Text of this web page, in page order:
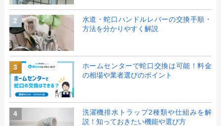
2
水道・蛇口ハンドルレバーの交換手順・
方法を分かりやすく解説
3
ホームセンターで蛇口交換は可能！料金
の相場や業者選びのポイント
4
洗濯機排水トラップ2種類や仕組みを解
説！知っておきたい機能や選び方